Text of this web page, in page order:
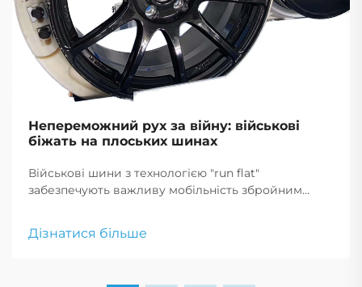
Непереможний рух за війну: військові
біжать на плоських шинах
Військові шини з технологією "run flat"
забезпечують важливу мобільність збройним
важливим для тактичних маневрів і екстрених
Дізнатися більше